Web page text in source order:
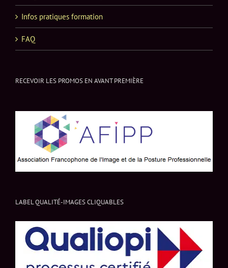
Infos pratiques formation
FAQ
RECEVOIR LES PROMOS EN AVANT PREMIÈRE
LABEL QUALITÉ-IMAGES CLIQUABLES